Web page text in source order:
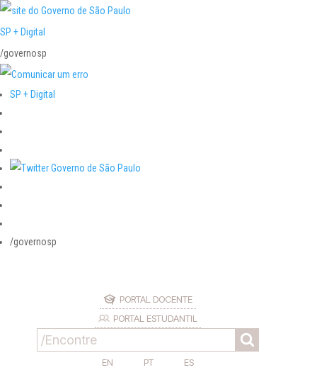
SP + Digital
/governosp
SP + Digital
/governosp
PORTAL DOCENTE
PORTAL ESTUDANTIL
EN PT ES